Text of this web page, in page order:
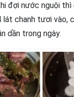
đợi nước nguội
lát chanh tươi vào,
dần trong ngày.